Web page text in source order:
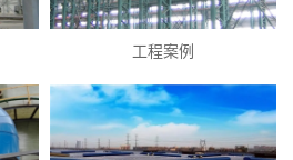
工程案例